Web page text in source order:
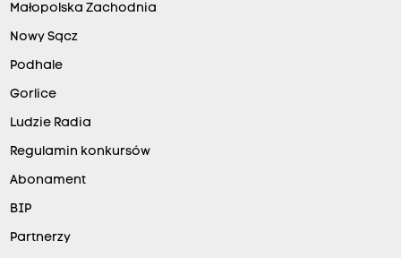
Małopolska Zachodnia
Nowy Sącz
Podhale
Gorlice
Ludzie Radia
Regulamin konkursów
Abonament
BIP
Partnerzy